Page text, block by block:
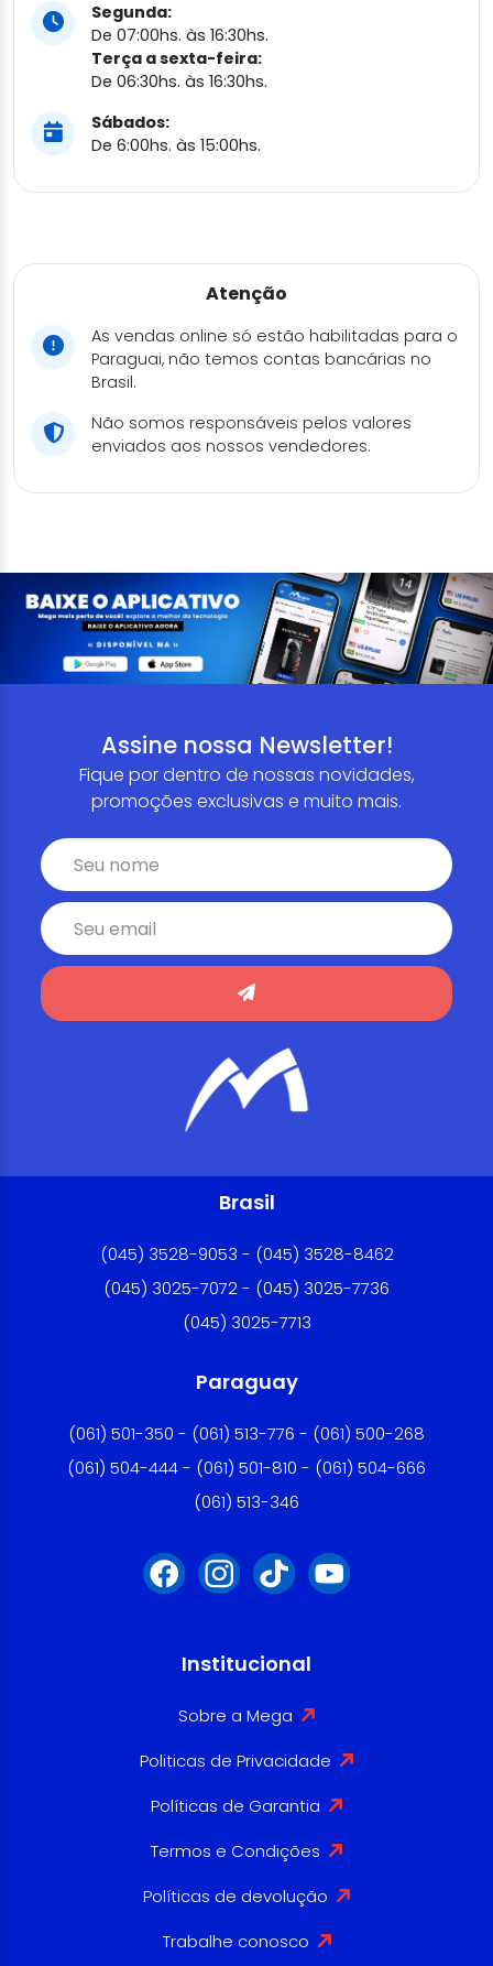
Segunda:
De 07:00hs. às 16:30hs.
Terça a sexta-feira:
De 06:30hs. às 16:30hs.
Sábados:
De 6:00hs. às 15:00hs.
Atenção
As vendas online só estão habilitadas para o
Paraguai, não temos contas bancárias no
Brasil.
Não somos responsáveis pelos valores
enviados aos nossos vendedores.
Assine nossa Newsletter!
Fique por dentro de nossas novidades,
promoções exclusivas e muito mais.
Brasil
(045) 3528-9053 - (045) 3528-8462
(045) 3025-7072 - (045) 3025-7736
(045) 3025-7713
Paraguay
(061) 501-350 - (061) 513-776 - (061) 500-268
(061) 504-444 - (061) 501-810 - (061) 504-666
(061) 513-346
Institucional
Sobre a Mega
Politicas de Privacidade
Políticas de Garantia
Termos e Condições
Políticas de devolução
Trabalhe conosco